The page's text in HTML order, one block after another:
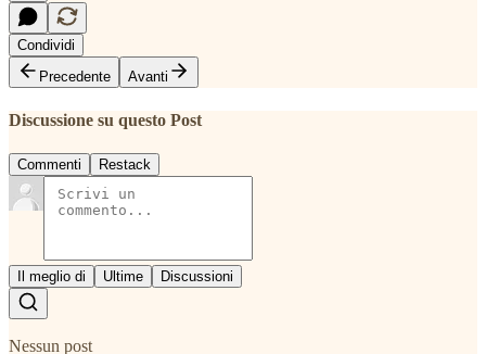
Condividi
Precedente
Avanti
Discussione su questo Post
Commenti Restack
Il meglio di Ultime Discussioni
Nessun post